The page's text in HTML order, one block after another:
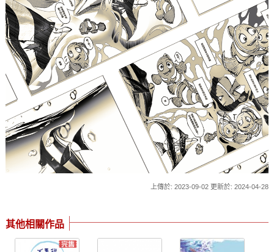
上傳於: 2023-09-02 更新於: 2024-04-28
其他相關作品